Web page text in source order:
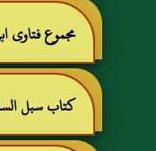
مجموع فتاوى
كتاب سبل